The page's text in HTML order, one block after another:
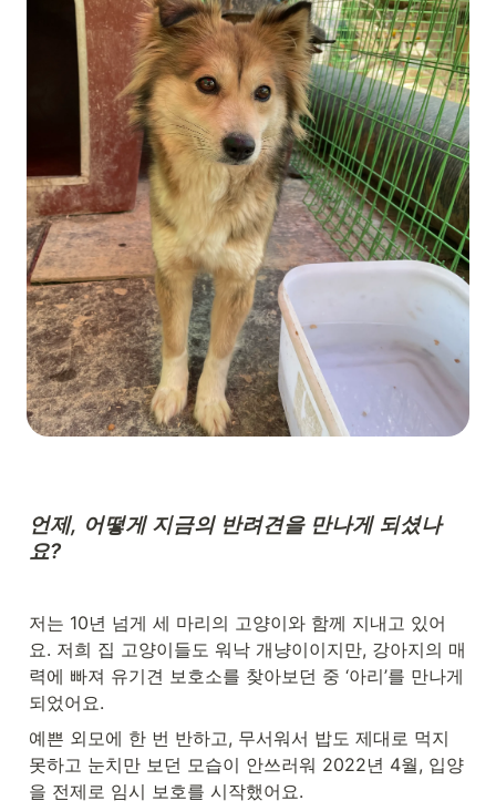
언제, 어떻게 지금의 반려견을 만나게 되셨나
요?
저는 10년 넘게 세 마리의 고양이와 함께 지내고 있어
요. 저희 집 고양이들도 워낙 개냥이이지만, 강아지의 매
력에 빠져 유기견 보호소를 찾아보던 중 ‘아리’를 만나게
되었어요.
예쁜 외모에 한 번 반하고, 무서워서 밥도 제대로 먹지
못하고 눈치만 보던 모습이 안쓰러워 2022년 4월, 입양
을 전제로 임시 보호를 시작했어요.